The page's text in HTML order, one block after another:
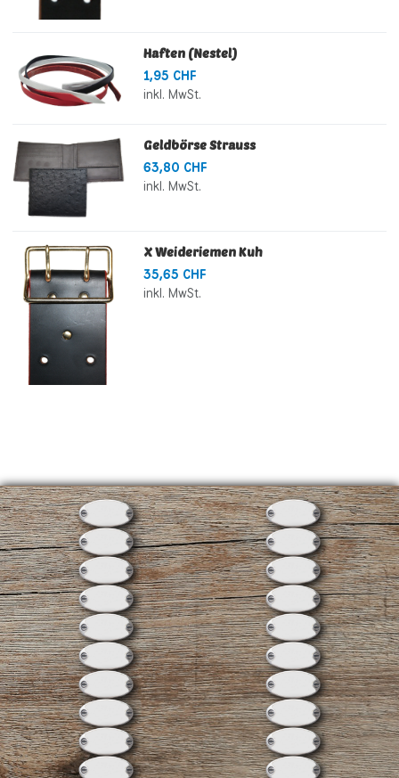
Haften (Nestel)
1,95 CHF
inkl. MwSt.
Geldbörse Strauss
63,80 CHF
inkl. MwSt.
X Weideriemen Kuh
35,65 CHF
inkl. MwSt.